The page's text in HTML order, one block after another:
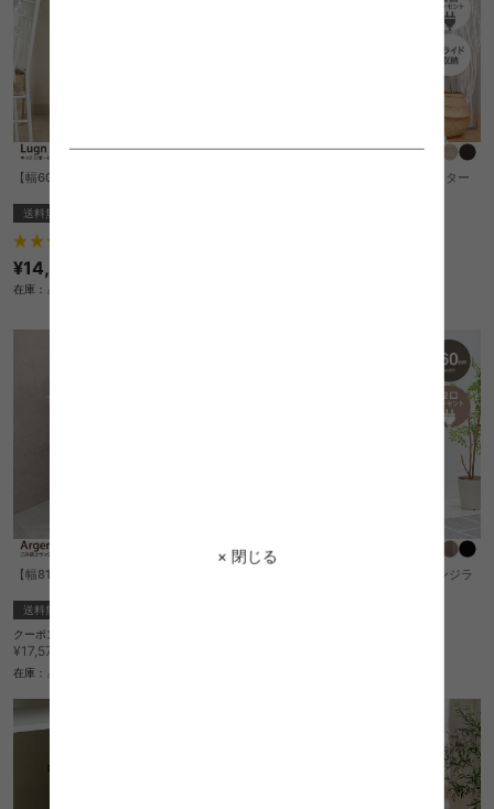
× 閉じる
【幅60cm】Lugn キッチンボード
送料無料
¥14,560
在庫：△
【幅60cm】Rodas キッチンカウンター
【幅81cm】Argente ゴミ箱上ラック
送料無料
クーポン利用で
¥17,570→
在庫：△
【幅60cm】Salla ゴミ箱上収納レンジラ